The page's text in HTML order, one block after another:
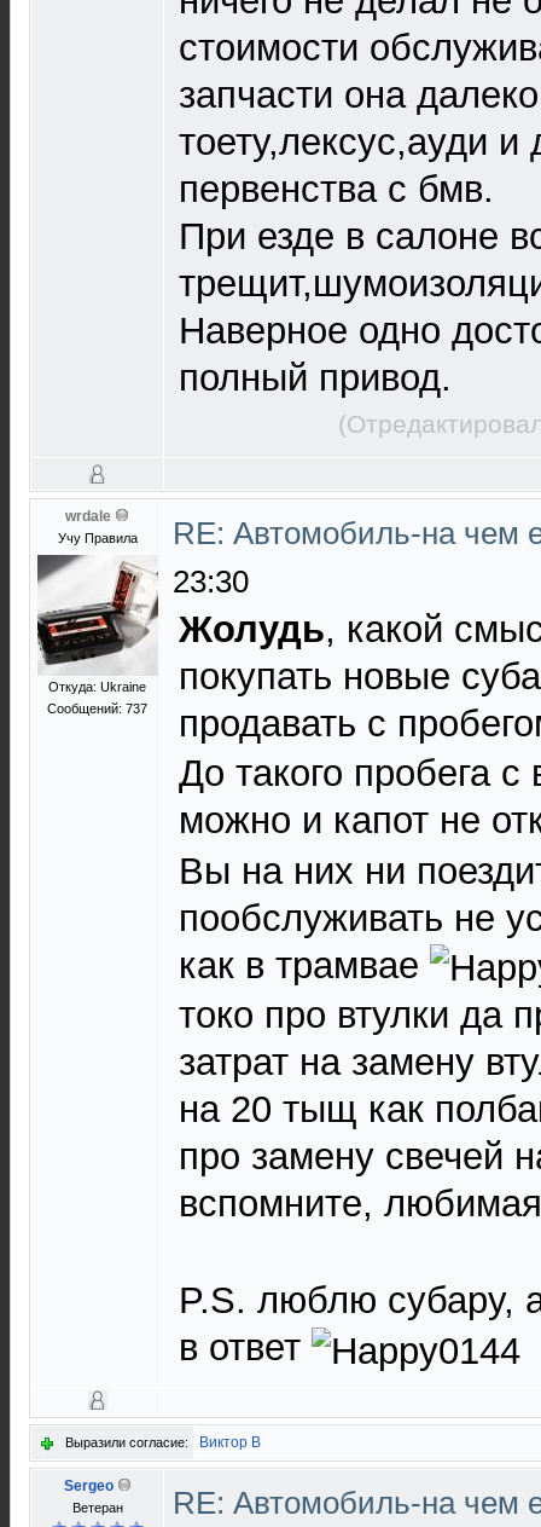
стоимости
запчасти она
тоету,лексус,ауди
первенства с бмв.
При езде в салоне
Наверное одно
полный привод.
wrdale
Учу Правила
Откуда: Ukraine
Сообщений: 737
RE: Автомобиль-на чем
23:30
Жолудь, какой
покупать новые
продавать с
До такого пробега
можно и капот не
Вы на них ни
пообслуживать не
как в трамвае
токо про втулки да
затрат на замену
на 20 тыщ как
про замену свечей
вспомните,
P.S. люблю субару,
в ответ
Выразили согласие: Виктор В
Sergeo
Ветеран
RE: Автомобиль-на чем